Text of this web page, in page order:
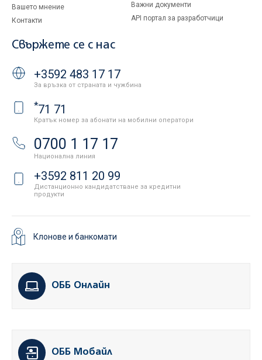
Вашето мнение
Контакти
Важни документи
API портал за разработчици
Свържете се с нас
+3592 483 17 17
За връзка от страната и чужбина
*71 71
Кратък номер за абонати на мобилни оператори
0700 1 17 17
Национална линия
+3592 811 20 99
Дистанционно кандидатстване за кредитни
продукти
Клонове и банкомати
ОББ Онлайн
ОББ Мобайл